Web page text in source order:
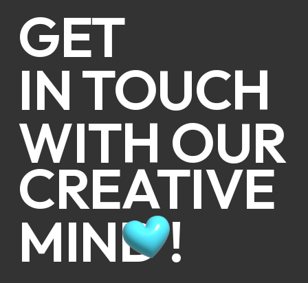
GET
IN TOUCH
WITH OUR
CREATIVE
MIND !